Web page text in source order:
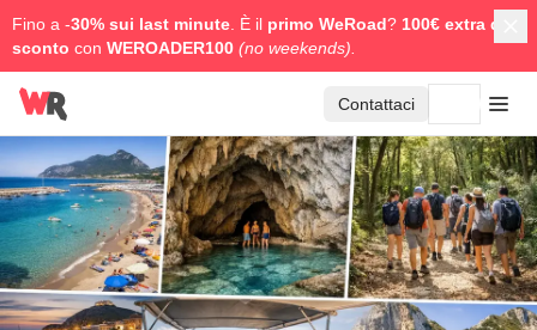
Fino a -30% sui last minute . È il primo WeRoad? 100€ extra di
sconto con WEROADER100 (no weekends).
Contattaci